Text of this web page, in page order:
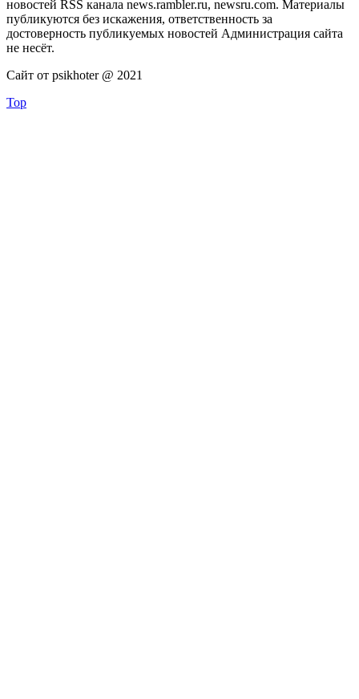
новостей RSS канала news.rambler.ru, newsru.com. Материалы
публикуются без искажения, ответственность за
достоверность публикуемых новостей Администрация сайта
не несёт.
Сайт от psikhoter @ 2021
Top